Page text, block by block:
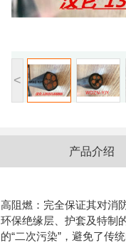
<
产品介绍
高阻燃：完全保证其对消
环保绝缘层、护套及特制
的“二次污染”，避免了传